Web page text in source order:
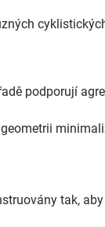
podporují
tak,